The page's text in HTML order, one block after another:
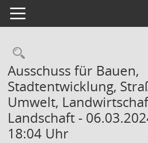
Toggle navigation
Rechercheauswahl
Ausschuss für Bauen,
Stadtentwicklung,
Umwelt,
Landschaft -
18:04 Uhr